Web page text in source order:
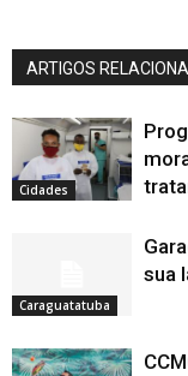
ARTIGOS
Cidades
Caraguatatuba
sua